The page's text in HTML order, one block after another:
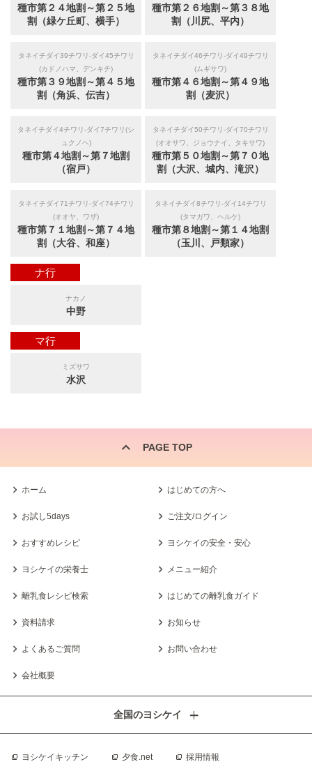
種市第２４地割～第２５地
割（緑ケ丘町、横手）
種市第２６地割～第３８地
割（川尻、平内）
タネイチダイ39チワリ-ダイ45チワリ
(カドノハマ、デンキチ)
種市第３９地割～第４５地
割（角浜、伝吉）
タネイチダイ46チワリ-ダイ49チワリ
(ムギサワ)
種市第４６地割～第４９地
割（麦沢）
タネイチダイ4チワリ-ダイ7チワリ(シ
ュクノヘ)
種市第４地割～第７地割
（宿戸）
タネイチダイ50チワリ-ダイ70チワリ
(オオサワ、ジョウナイ、タキサワ)
種市第５０地割～第７０地
割（大沢、城内、滝沢）
タネイチダイ71チワリ-ダイ74チワリ
(オオヤ、ワザ)
種市第７１地割～第７４地
割（大谷、和座）
タネイチダイ8チワリ-ダイ14チワリ
(タマガワ、ヘルケ)
種市第８地割～第１４地割
（玉川、戸類家）
ナ行
ナカノ
中野
マ行
ミズサワ
水沢
PAGE TOP
ホーム はじめての方へ
お試し5days ご注文/ログイン
おすすめレシピ ヨシケイの安全・安心
ヨシケイの栄養士 メニュー紹介
離乳食レシピ検索 はじめての離乳食ガイド
資料請求 お知らせ
よくあるご質問 お問い合わせ
会社概要
ヨシケイキッチン 夕食.net 採用情報
全国のヨシケイ